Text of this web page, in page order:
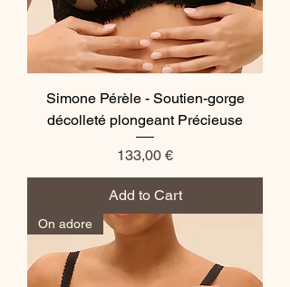
Simone Pérèle - Soutien-gorge
décolleté plongeant Précieuse
Price
133,00 €
Add to Cart
On adore